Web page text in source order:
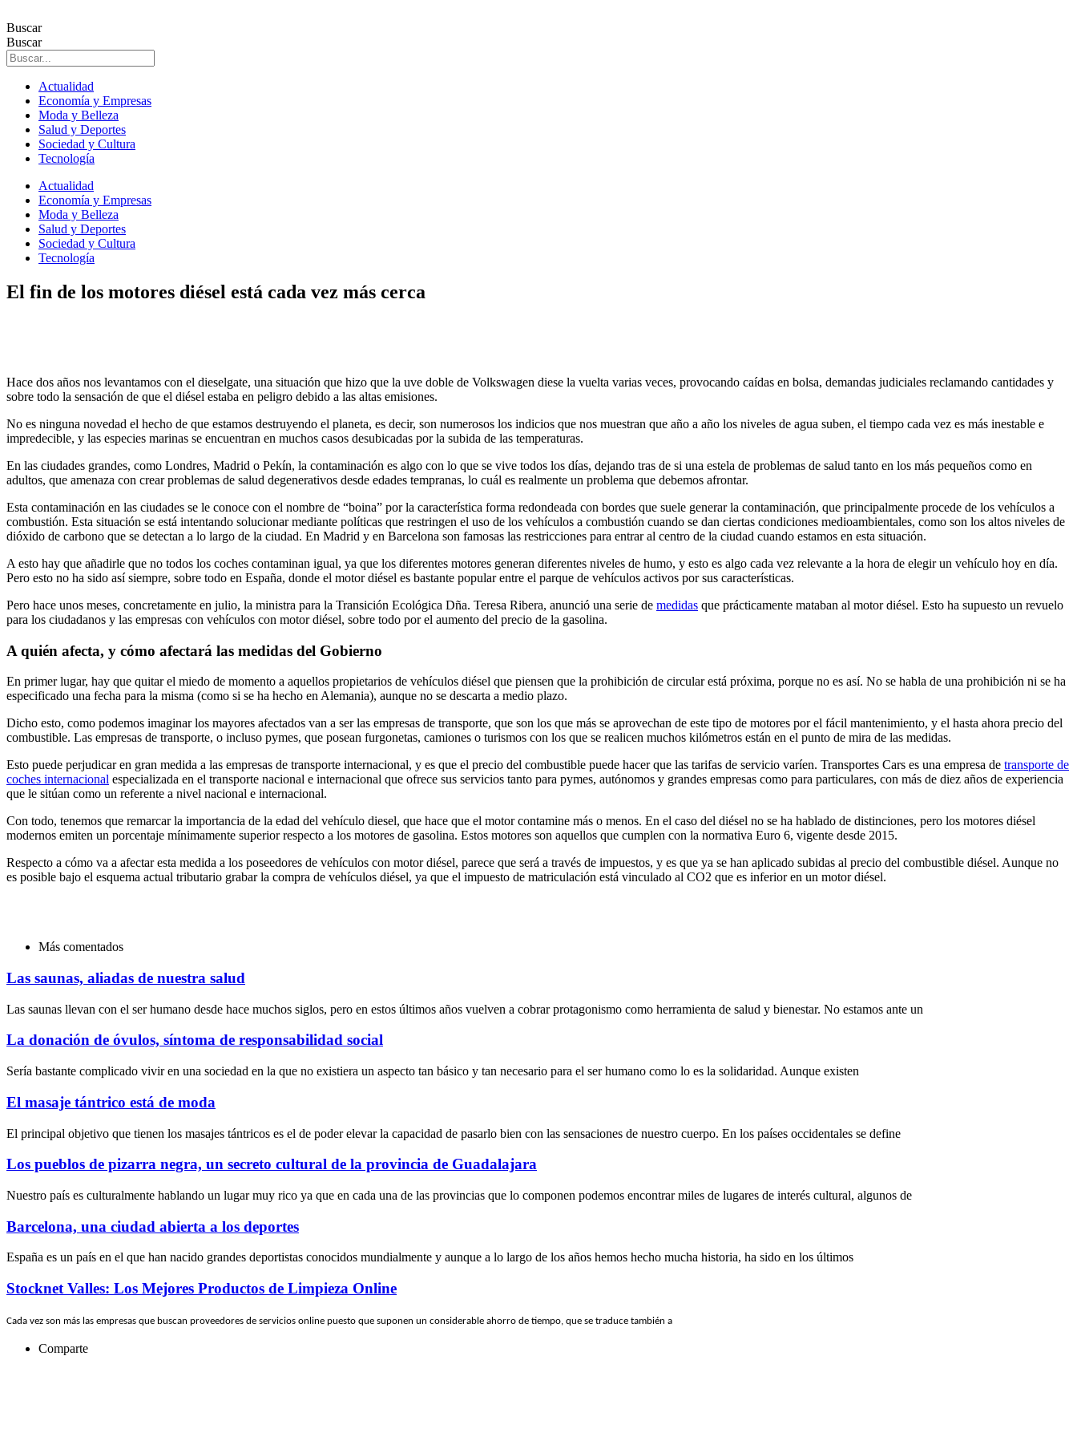
al
contenido
Buscar
Buscar
Actualidad
Economía y Empresas
Moda y Belleza
Salud y Deportes
Sociedad y Cultura
Tecnología
Actualidad
Economía y Empresas
Moda y Belleza
Salud y Deportes
Sociedad y Cultura
Tecnología
El fin de los motores diésel está cada vez más cerca
Hace dos años nos levantamos con el dieselgate, una situación que hizo que la uve doble de Volkswagen diese la vuelta varias veces, provocando caídas en bolsa, demandas judiciales reclamando cantidades y
sobre todo la sensación de que el diésel estaba en peligro debido a las altas emisiones.
No es ninguna novedad el hecho de que estamos destruyendo el planeta, es decir, son numerosos los indicios que nos muestran que año a año los niveles de agua suben, el tiempo cada vez es más inestable e
impredecible, y las especies marinas se encuentran en muchos casos desubicadas por la subida de las temperaturas.
En las ciudades grandes, como Londres, Madrid o Pekín, la contaminación es algo con lo que se vive todos los días, dejando tras de si una estela de problemas de salud tanto en los más pequeños como en
adultos, que amenaza con crear problemas de salud degenerativos desde edades tempranas, lo cuál es realmente un problema que debemos afrontar.
Esta contaminación en las ciudades se le conoce con el nombre de “boina” por la característica forma redondeada con bordes que suele generar la contaminación, que principalmente procede de los vehículos a
combustión. Esta situación se está intentando solucionar mediante políticas que restringen el uso de los vehículos a combustión cuando se dan ciertas condiciones medioambientales, como son los altos niveles de
dióxido de carbono que se detectan a lo largo de la ciudad. En Madrid y en Barcelona son famosas las restricciones para entrar al centro de la ciudad cuando estamos en esta situación.
A esto hay que añadirle que no todos los coches contaminan igual, ya que los diferentes motores generan diferentes niveles de humo, y esto es algo cada vez relevante a la hora de elegir un vehículo hoy en día.
Pero esto no ha sido así siempre, sobre todo en España, donde el motor diésel es bastante popular entre el parque de vehículos activos por sus características.
Pero hace unos meses, concretamente en julio, la ministra para la Transición Ecológica Dña. Teresa Ribera, anunció una serie de medidas que prácticamente mataban al motor diésel. Esto ha supuesto un revuelo
para los ciudadanos y las empresas con vehículos con motor diésel, sobre todo por el aumento del precio de la gasolina.
A quién afecta, y cómo afectará las medidas del Gobierno
En primer lugar, hay que quitar el miedo de momento a aquellos propietarios de vehículos diésel que piensen que la prohibición de circular está próxima, porque no es así. No se habla de una prohibición ni se ha
especificado una fecha para la misma (como si se ha hecho en Alemania), aunque no se descarta a medio plazo.
Dicho esto, como podemos imaginar los mayores afectados van a ser las empresas de transporte, que son los que más se aprovechan de este tipo de motores por el fácil mantenimiento, y el hasta ahora precio del
combustible. Las empresas de transporte, o incluso pymes, que posean furgonetas, camiones o turismos con los que se realicen muchos kilómetros están en el punto de mira de las medidas.
Esto puede perjudicar en gran medida a las empresas de transporte internacional, y es que el precio del combustible puede hacer que las tarifas de servicio varíen. Transportes Cars es una empresa de transporte de
coches internacional especializada en el transporte nacional e internacional que ofrece sus servicios tanto para pymes, autónomos y grandes empresas como para particulares, con más de diez años de experiencia
que le sitúan como un referente a nivel nacional e internacional.
Con todo, tenemos que remarcar la importancia de la edad del vehículo diesel, que hace que el motor contamine más o menos. En el caso del diésel no se ha hablado de distinciones, pero los motores diésel
modernos emiten un porcentaje mínimamente superior respecto a los motores de gasolina. Estos motores son aquellos que cumplen con la normativa Euro 6, vigente desde 2015.
Respecto a cómo va a afectar esta medida a los poseedores de vehículos con motor diésel, parece que será a través de impuestos, y es que ya se han aplicado subidas al precio del combustible diésel. Aunque no
es posible bajo el esquema actual tributario grabar la compra de vehículos diésel, ya que el impuesto de matriculación está vinculado al CO2 que es inferior en un motor diésel.
Más comentados
Las saunas, aliadas de nuestra salud
Las saunas llevan con el ser humano desde hace muchos siglos, pero en estos últimos años vuelven a cobrar protagonismo como herramienta de salud y bienestar. No estamos ante un
La donación de óvulos, síntoma de responsabilidad social
Sería bastante complicado vivir en una sociedad en la que no existiera un aspecto tan básico y tan necesario para el ser humano como lo es la solidaridad. Aunque existen
El masaje tántrico está de moda
El principal objetivo que tienen los masajes tántricos es el de poder elevar la capacidad de pasarlo bien con las sensaciones de nuestro cuerpo. En los países occidentales se define
Los pueblos de pizarra negra, un secreto cultural de la provincia de Guadalajara
Nuestro país es culturalmente hablando un lugar muy rico ya que en cada una de las provincias que lo componen podemos encontrar miles de lugares de interés cultural, algunos de
Barcelona, una ciudad abierta a los deportes
España es un país en el que han nacido grandes deportistas conocidos mundialmente y aunque a lo largo de los años hemos hecho mucha historia, ha sido en los últimos
Stocknet Valles: Los Mejores Productos de Limpieza Online
Cada vez son más las empresas que buscan proveedores de servicios online puesto que suponen un considerable ahorro de tiempo, que se traduce también a
Comparte